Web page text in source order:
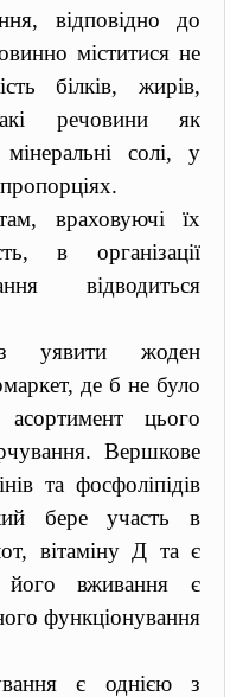
відповідно до
міститися не
білків, жирів,
речовини як
мінеральні солі, у
враховуючі їх
в організації
відводиться
уявити жоден
де б не було
цього
Вершкове
та фосфоліпідів
бере участь в
вітаміну Д та є
його вживання є
функціонування
є однією з